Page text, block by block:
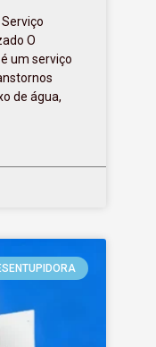
O
um serviço
de água,